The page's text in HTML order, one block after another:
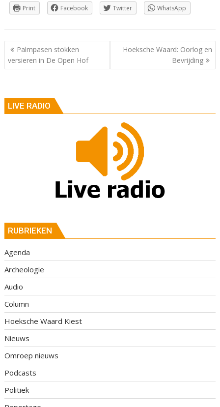
Print Facebook Twitter WhatsApp
Berichtnavigatie
Palmpasen stokken
versieren in De Open Hof
Hoeksche Waard: Oorlog en
Bevrijding
LIVE RADIO
RUBRIEKEN
Agenda
Archeologie
Audio
Column
Hoeksche Waard Kiest
Nieuws
Omroep nieuws
Podcasts
Politiek